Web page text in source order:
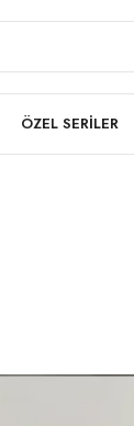
ÖZEL SERİLER